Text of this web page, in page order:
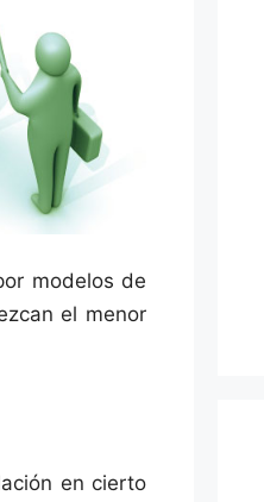
modelos de
el menor
en cierto